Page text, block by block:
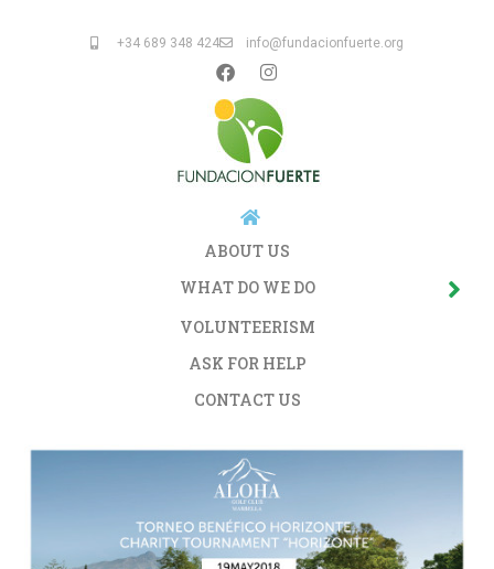
+34 689 348 424 info@fundacionfuerte.org
ABOUT US
WHAT DO WE DO
VOLUNTEERISM
ASK FOR HELP
CONTACT US